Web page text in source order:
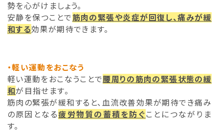
勢を心がけましょう。
安静を保つことで筋肉の緊張や炎症が回復し、痛みが緩
和する効果が期待できます。
・軽い運動をおこなう
軽い運動をおこなうことで腰周りの筋肉の緊張状態の緩
和が目指せます。
筋肉の緊張が緩和すると、血流改善効果が期待でき痛み
の原因となる疲労物質の蓄積を防ぐことにつながりま
す。